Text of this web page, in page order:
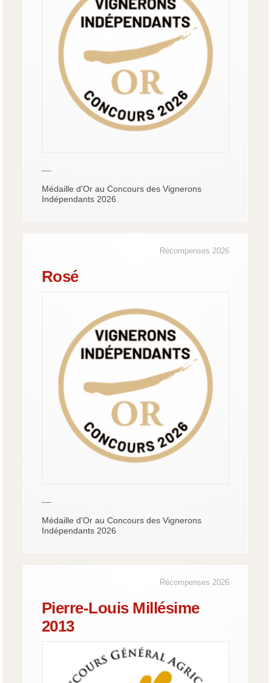
—
Médaille d'Or au Concours des Vignerons
Indépendants 2026
Récompenses 2026
Rosé
—
Médaille d'Or au Concours des Vignerons
Indépendants 2026
Récompenses 2026
Pierre-Louis Millésime
2013